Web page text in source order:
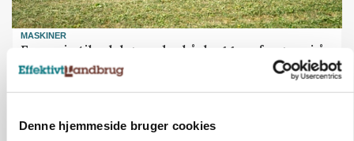
Denne hjemmeside bruger cookies
MASKINER
Forserie til selvkørende skårlægger afprøves i år
Markvandring sætter fokus på elefantgræs